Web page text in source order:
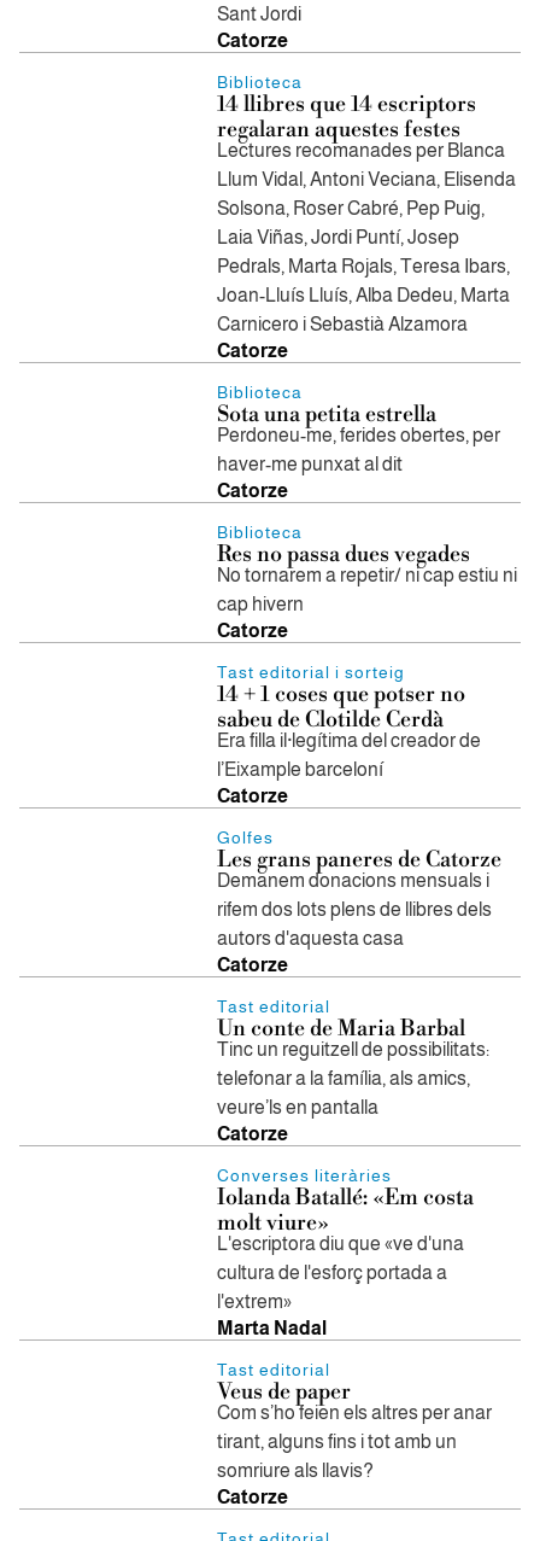
Sant Jordi
Catorze
Biblioteca
14 llibres que 14 escriptors
regalaran aquestes festes
Lectures recomanades per Blanca
Llum Vidal, Antoni Veciana, Elisenda
Solsona, Roser Cabré, Pep Puig,
Laia Viñas, Jordi Puntí, Josep
Pedrals, Marta Rojals, Teresa Ibars,
Joan-Lluís Lluís, Alba Dedeu, Marta
Carnicero i Sebastià Alzamora
Catorze
Biblioteca
Sota una petita estrella
Perdoneu-me, ferides obertes, per
haver-me punxat al dit
Catorze
Biblioteca
Res no passa dues vegades
No tornarem a repetir/ ni cap estiu ni
cap hivern
Catorze
Tast editorial i sorteig
14 + 1 coses que potser no
sabeu de Clotilde Cerdà
Era filla il·legítima del creador de
l’Eixample barceloní
Catorze
Golfes
Les grans paneres de Catorze
Demanem donacions mensuals i
rifem dos lots plens de llibres dels
autors d'aquesta casa
Catorze
Tast editorial
Un conte de Maria Barbal
Tinc un reguitzell de possibilitats:
telefonar a la família, als amics,
veure’ls en pantalla
Catorze
Converses literàries
Iolanda Batallé: «Em costa
molt viure»
L'escriptora diu que «ve d'una
cultura de l'esforç portada a
l'extrem»
Marta Nadal
Tast editorial
Veus de paper
Com s’ho feien els altres per anar
tirant, alguns fins i tot amb un
somriure als llavis?
Catorze